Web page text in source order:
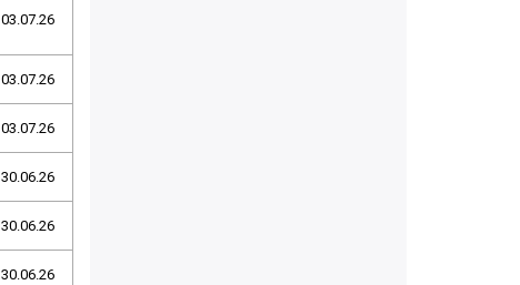
03.07.26
03.07.26
03.07.26
30.06.26
30.06.26
30.06.26